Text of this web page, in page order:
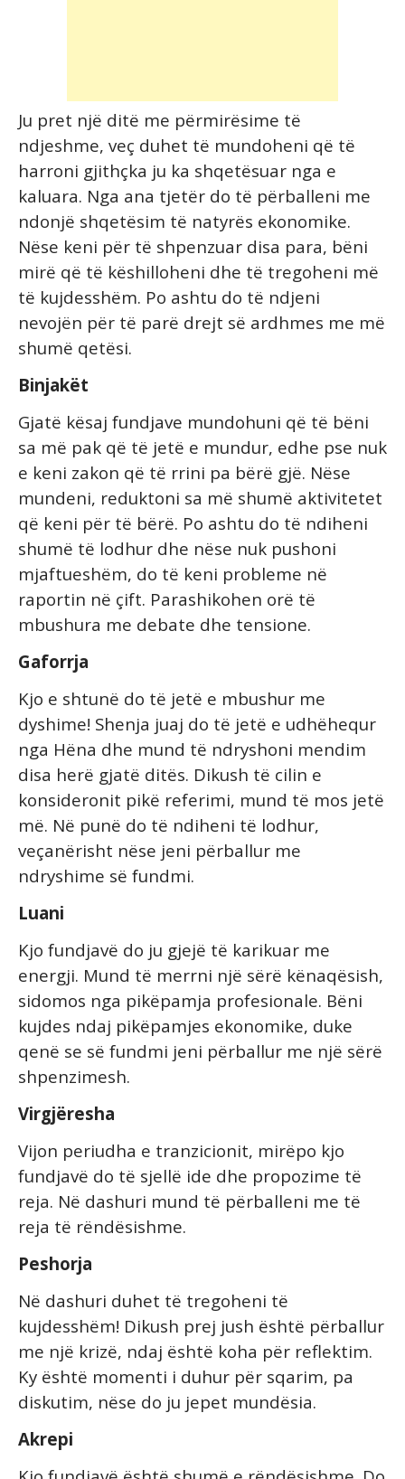
Ju pret një ditë me përmirësime të
ndjeshme, veç duhet të mundoheni që të
harroni gjithçka ju ka shqetësuar nga e
kaluara. Nga ana tjetër do të përballeni me
ndonjë shqetësim të natyrës ekonomike.
Nëse keni për të shpenzuar disa para, bëni
mirë që të këshilloheni dhe të tregoheni më
të kujdesshëm. Po ashtu do të ndjeni
nevojën për të parë drejt së ardhmes me më
shumë qetësi.
Binjakët
Gjatë kësaj fundjave mundohuni që të bëni
sa më pak që të jetë e mundur, edhe pse nuk
e keni zakon që të rrini pa bërë gjë. Nëse
mundeni, reduktoni sa më shumë aktivitetet
që keni për të bërë. Po ashtu do të ndiheni
shumë të lodhur dhe nëse nuk pushoni
mjaftueshëm, do të keni probleme në
raportin në çift. Parashikohen orë të
mbushura me debate dhe tensione.
Gaforrja
Kjo e shtunë do të jetë e mbushur me
dyshime! Shenja juaj do të jetë e udhëhequr
nga Hëna dhe mund të ndryshoni mendim
disa herë gjatë ditës. Dikush të cilin e
konsideronit pikë referimi, mund të mos jetë
më. Në punë do të ndiheni të lodhur,
veçanërisht nëse jeni përballur me
ndryshime së fundmi.
Luani
Kjo fundjavë do ju gjejë të karikuar me
energji. Mund të merrni një sërë kënaqësish,
sidomos nga pikëpamja profesionale. Bëni
kujdes ndaj pikëpamjes ekonomike, duke
qenë se së fundmi jeni përballur me një sërë
shpenzimesh.
Virgjëresha
Vijon periudha e tranzicionit, mirëpo kjo
fundjavë do të sjellë ide dhe propozime të
reja. Në dashuri mund të përballeni me të
reja të rëndësishme.
Peshorja
Në dashuri duhet të tregoheni të
kujdesshëm! Dikush prej jush është përballur
me një krizë, ndaj është koha për reflektim.
Ky është momenti i duhur për sqarim, pa
diskutim, nëse do ju jepet mundësia.
Akrepi